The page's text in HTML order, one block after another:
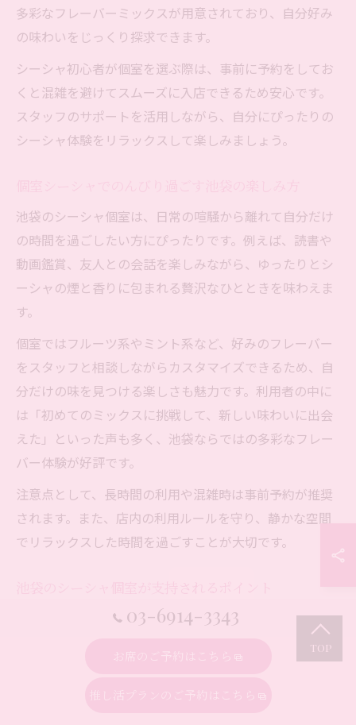
多彩なフレーバーミックスが用意されており、自分好み
の味わいをじっくり探求できます。
シーシャ初心者が個室を選ぶ際は、事前に予約をしてお
くと混雑を避けてスムーズに入店できるため安心です。
スタッフのサポートを活用しながら、自分にぴったりの
シーシャ体験をリラックスして楽しみましょう。
池袋のシーシャ個室は、日常の喧騒から離れて自分だけ
の時間を過ごしたい方にぴったりです。例えば、読書や
動画鑑賞、友人との会話を楽しみながら、ゆったりとシ
ーシャの煙と香りに包まれる贅沢なひとときを味わえま
す。
個室ではフルーツ系やミント系など、好みのフレーバー
をスタッフと相談しながらカスタマイズできるため、自
分だけの味を見つける楽しさも魅力です。利用者の中に
は「初めてのミックスに挑戦して、新しい味わいに出会
えた」といった声も多く、池袋ならではの多彩なフレー
バー体験が好評です。
注意点として、長時間の利用や混雑時は事前予約が推奨
されます。また、店内の利用ルールを守り、静かな空間
でリラックスした時間を過ごすことが大切です。
池袋のシーシャ個室が多くの利用者から支持される理由
には、安心感・プライバシー・豊富なフレーバー体験が
挙げられます。個室では周囲を気にせず、初めての方で
も落ち着いてシーシャを楽しめるため、リピーターが増
03-6914-3343
お席のご予約はこちら
推し活プランのご予約はこちら